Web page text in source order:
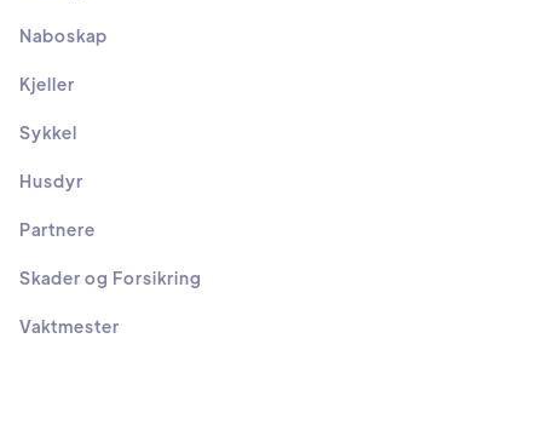
Naboskap
Kjeller
Sykkel
Husdyr
Partnere
Skader og Forsikring
Vaktmester